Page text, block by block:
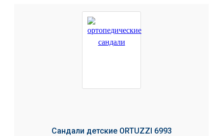
Сандали детские ORTUZZI 6993